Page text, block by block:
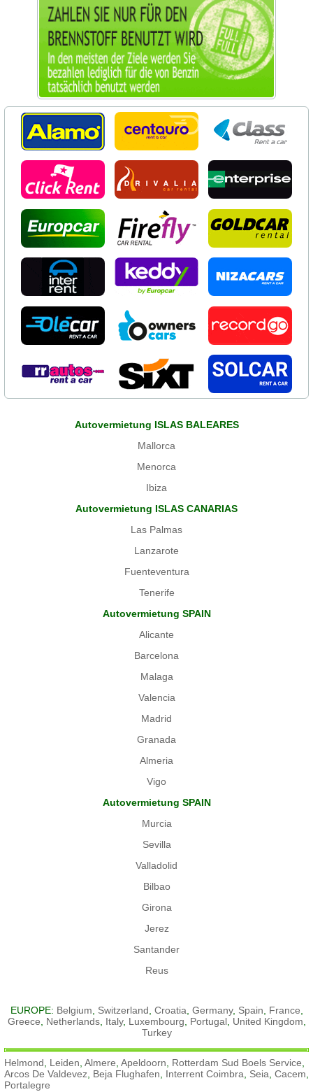
Autovermietung ISLAS BALEARES
Mallorca
Menorca
Ibiza
Autovermietung ISLAS CANARIAS
Las Palmas
Lanzarote
Fuenteventura
Tenerife
Autovermietung SPAIN
Alicante
Barcelona
Malaga
Valencia
Madrid
Granada
Almeria
Vigo
Autovermietung SPAIN
Murcia
Sevilla
Valladolid
Bilbao
Girona
Jerez
Santander
Reus
EUROPE: Belgium, Switzerland, Croatia, Germany, Spain, France,
Greece, Netherlands, Italy, Luxembourg, Portugal, United Kingdom,
Turkey
Helmond, Leiden, Almere, Apeldoorn, Rotterdam Sud Boels Service,
Arcos De Valdevez, Beja Flughafen, Interrent Coimbra, Seia, Cacem,
Portalegre